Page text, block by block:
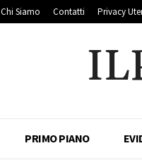
Chi Siamo Contatti Privacy
PRIMO PIANO